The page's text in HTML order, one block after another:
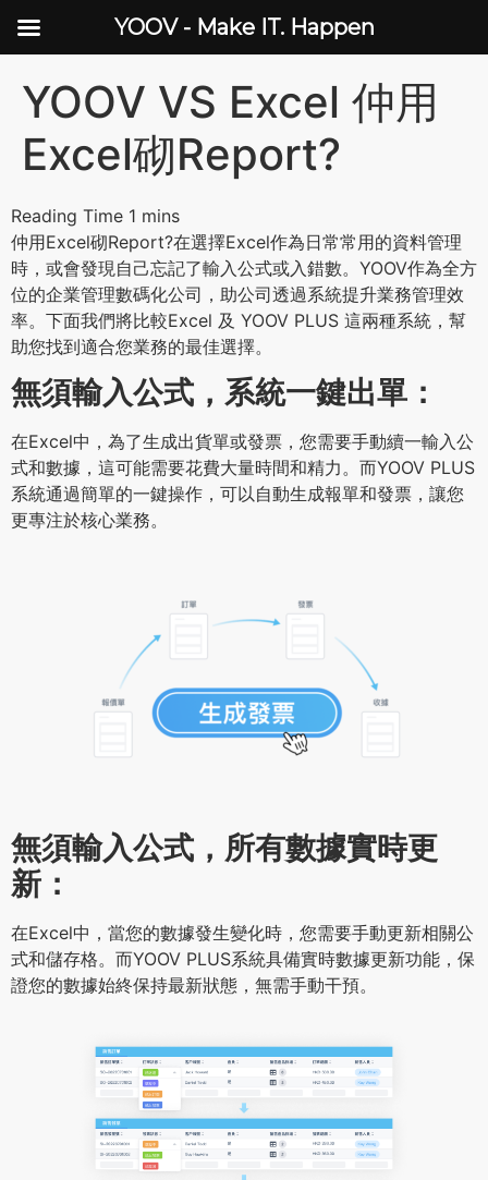
YOOV VS Excel 仲用
Excel砌Report?
仲用Excel砌Report?在選擇Excel作為日常常用的資料管理
時，或會發現自己忘記了輸入公式或入錯數。YOOV作為全方
位的企業管理數碼化公司，助公司透過系統提升業務管理效
率。下面我們將比較Excel 及 YOOV PLUS 這兩種系統，幫
助您找到適合您業務的最佳選擇。
無須輸入公式，系統一鍵出單：
在Excel中，為了生成出貨單或發票，您需要手動續一輸入公
式和數據，這可能需要花費大量時間和精力。而YOOV PLUS
系統通過簡單的一鍵操作，可以自動生成報單和發票，讓您
更專注於核心業務。
無須輸入公式，所有數據實時更
新：
在Excel中，當您的數據發生變化時，您需要手動更新相關公
式和儲存格。而YOOV PLUS系統具備實時數據更新功能，保
證您的數據始終保持最新狀態，無需手動干預。
YOOV - Make IT. Happen